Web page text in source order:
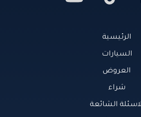
الرئيسية
السيارات
العروض
شراء
الشائعة